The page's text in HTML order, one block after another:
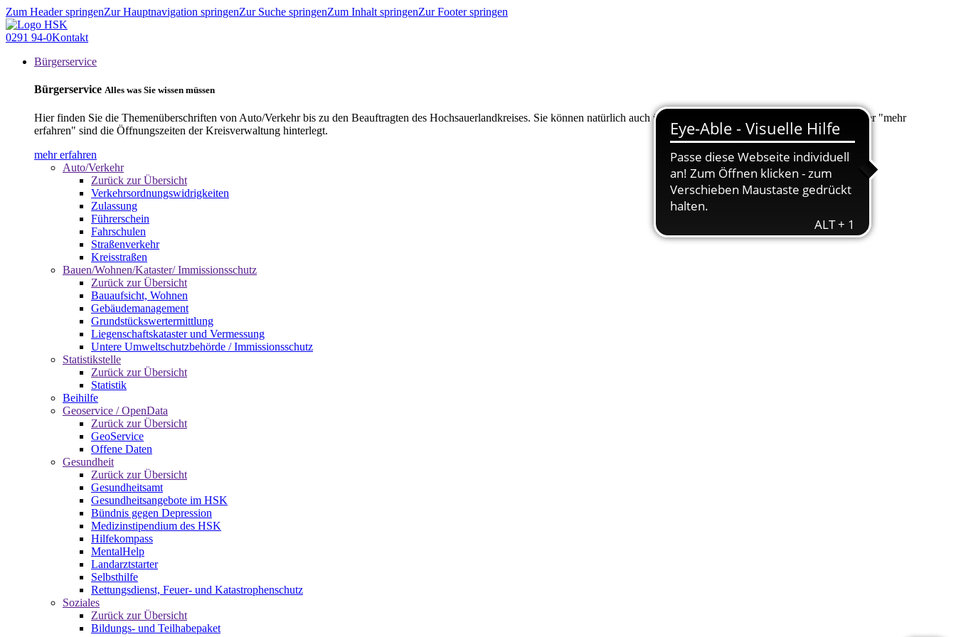
Zum Header springenZur Hauptnavigation springenZur Suche springenZum Inhalt springenZur Footer springen
0291 94-0Kontakt
Bürgerservice
Bürgerservice Alles was Sie wissen müssen
Hier finden Sie die Themenüberschriften von Auto/Verkehr bis zu den Beauftragten des Hochsauerlandkreises. Sie können natürlich auch über "Suche" nach Ihrem Anliegen suchen. Unter "mehr
erfahren" sind die Öffnungszeiten der Kreisverwaltung hinterlegt.
mehr erfahren
Auto/Verkehr
Zurück zur Übersicht
Verkehrsordnungswidrigkeiten
Zulassung
Führerschein
Fahrschulen
Straßenverkehr
Kreisstraßen
Bauen/Wohnen/Kataster/ Immissionsschutz
Zurück zur Übersicht
Bauaufsicht, Wohnen
Gebäudemanagement
Grundstückswertermittlung
Liegenschaftskataster und Vermessung
Untere Umweltschutzbehörde / Immissionsschutz
Statistikstelle
Zurück zur Übersicht
Statistik
Beihilfe
Geoservice / OpenData
Zurück zur Übersicht
GeoService
Offene Daten
Gesundheit
Zurück zur Übersicht
Gesundheitsamt
Gesundheitsangebote im HSK
Bündnis gegen Depression
Medizinstipendium des HSK
Hilfekompass
MentalHelp
Landarztstarter
Selbsthilfe
Rettungsdienst, Feuer- und Katastrophenschutz
Soziales
Zurück zur Übersicht
Bildungs- und Teilhabepaket